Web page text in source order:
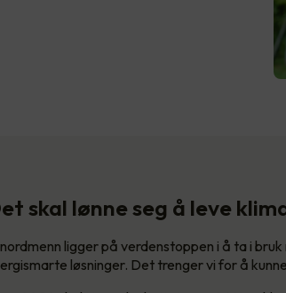
skal lønne seg å leve
ligger på verdenstoppen i å ta i
løsninger. Det trenger vi for å